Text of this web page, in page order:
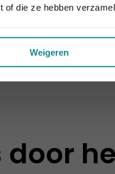
of die ze hebben
Weigeren
Prijs
Meer
door